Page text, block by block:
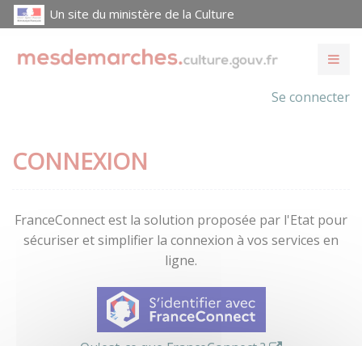
Un site du ministère de la Culture
Se connecter
CONNEXION
FranceConnect est la solution proposée par l'Etat pour
sécuriser et simplifier la connexion à vos services en
ligne.